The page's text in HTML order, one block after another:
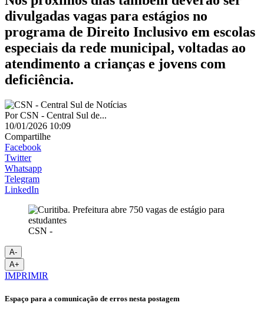
divulgadas vagas para estágios no
programa de Direito Inclusivo em escolas
especiais da rede municipal, voltadas ao
atendimento a crianças e jovens com
deficiência.
PorCSN - Central Sul de...
10/01/2026 10:09
Compartilhe
Facebook
Twitter
Whatsapp
Telegram
LinkedIn
CSN -
A-
A+
IMPRIMIR
Espaço para a comunicação de erros nesta postagem